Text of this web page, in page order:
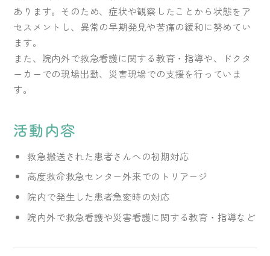
あります。そのため、症状や観察したことから状態をア
セスメントし、異常の早期発見や苦痛の緩和に努めてい
ます。
また、院内外で救急看護に関する教育・指導や、ドクタ
ーカーでの現場出動、災害現場での支援を行っていま
す。
活動内容
救急搬送された患者さんへの初期対応
高度救命救急センター外来でのトリアージ
院内で発生した患者急変時の対応
院内外で救急看護や災害看護に関する教育・指導など